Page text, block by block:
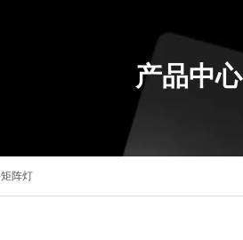
产品中心
矩阵灯